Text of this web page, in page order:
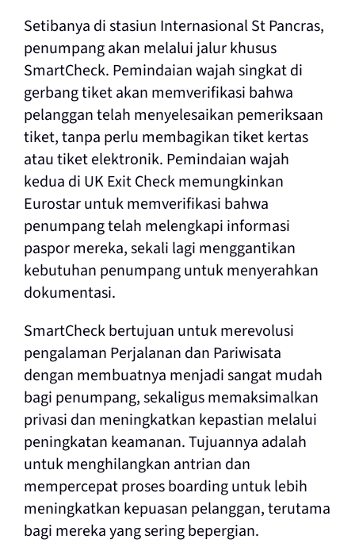
Setibanya di stasiun Internasional St Pancras,
penumpang akan melalui jalur khusus
SmartCheck. Pemindaian wajah singkat di
gerbang tiket akan memverifikasi bahwa
pelanggan telah menyelesaikan pemeriksaan
tiket, tanpa perlu membagikan tiket kertas
atau tiket elektronik. Pemindaian wajah
kedua di UK Exit Check memungkinkan
Eurostar untuk memverifikasi bahwa
penumpang telah melengkapi informasi
paspor mereka, sekali lagi menggantikan
kebutuhan penumpang untuk menyerahkan
dokumentasi.
SmartCheck bertujuan untuk merevolusi
pengalaman Perjalanan dan Pariwisata
dengan membuatnya menjadi sangat mudah
bagi penumpang, sekaligus memaksimalkan
privasi dan meningkatkan kepastian melalui
peningkatan keamanan. Tujuannya adalah
untuk menghilangkan antrian dan
mempercepat proses boarding untuk lebih
meningkatkan kepuasan pelanggan, terutama
bagi mereka yang sering bepergian.